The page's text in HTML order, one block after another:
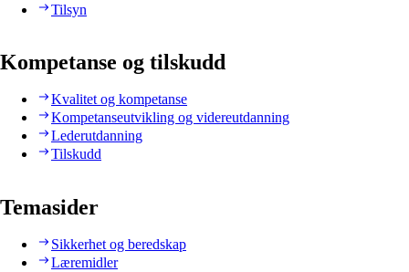
Tilsyn
Kompetanse og tilskudd
Kvalitet og kompetanse
Kompetanseutvikling og videreutdanning
Lederutdanning
Tilskudd
Temasider
Sikkerhet og beredskap
Læremidler